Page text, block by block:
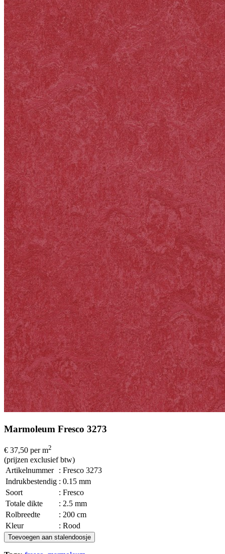
Marmoleum Fresco 3273
€ 37,50 per m2
(prijzen exclusief btw)
Artikelnummer
: Fresco 3273
Indrukbestendig : 0.15 mm
Soort
: Fresco
Totale dikte
: 2.5 mm
Rolbreedte
: 200 cm
Kleur
: Rood
Toevoegen aan stalendoosje